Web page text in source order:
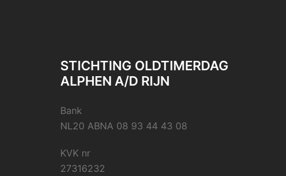
STICHTING OLDTIMERDAG
ALPHEN A/D RIJN
Bank
NL20 ABNA 08 93 44 43 08
KVK nr
27316232